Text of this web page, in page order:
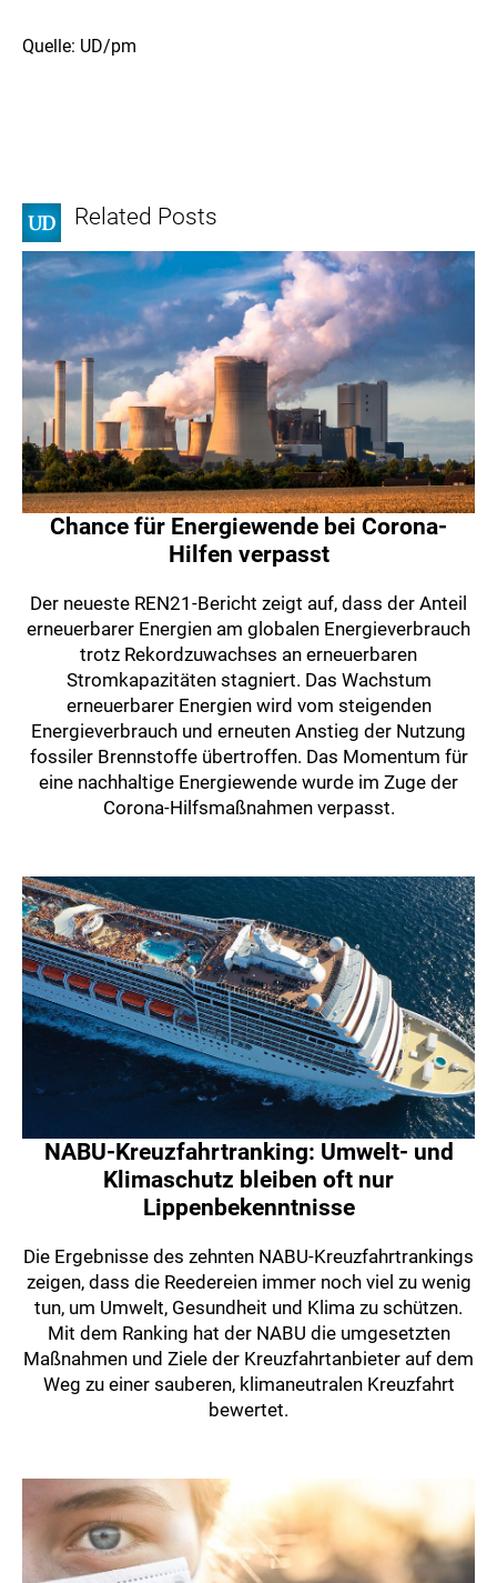
Quelle: UD/pm
Related Posts
Chance für Energiewende bei Corona-
Hilfen verpasst
Der neueste REN21-Bericht zeigt auf, dass der Anteil
erneuerbarer Energien am globalen Energieverbrauch
trotz Rekordzuwachses an erneuerbaren
Stromkapazitäten stagniert. Das Wachstum
erneuerbarer Energien wird vom steigenden
Energieverbrauch und erneuten Anstieg der Nutzung
fossiler Brennstoffe übertroffen. Das Momentum für
eine nachhaltige Energiewende wurde im Zuge der
Corona-Hilfsmaßnahmen verpasst.
NABU-Kreuzfahrtranking: Umwelt- und
Klimaschutz bleiben oft nur
Lippenbekenntnisse
Die Ergebnisse des zehnten NABU-Kreuzfahrtrankings
zeigen, dass die Reedereien immer noch viel zu wenig
tun, um Umwelt, Gesundheit und Klima zu schützen.
Mit dem Ranking hat der NABU die umgesetzten
Maßnahmen und Ziele der Kreuzfahrtanbieter auf dem
Weg zu einer sauberen, klimaneutralen Kreuzfahrt
bewertet.